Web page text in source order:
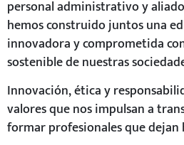
personal administrativo y
hemos construido juntos una
innovadora y comprometida
sostenible de nuestras
Innovación, ética y
valores que nos impulsan a
formar profesionales que dejan